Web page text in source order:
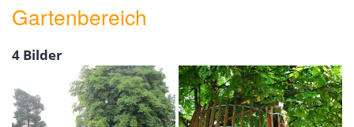
Gartenbereich
4 Bilder